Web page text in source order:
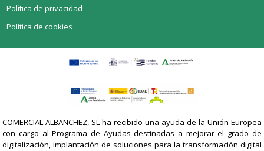
Política de privacidad
Política de cookies
COMERCIAL ALBANCHEZ, SL ha recibido una ayuda de la Unión Europea
con cargo al Programa de Ayudas destinadas a mejorar el grado de
digitalización, implantación de soluciones para la transformación digital